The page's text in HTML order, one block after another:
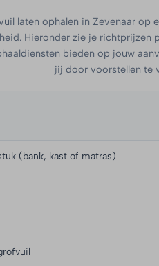
laten ophalen in Zevenaar
Hieronder zie je richtprijzen
bieden op jouw
jij door voorstellen te
(bank, kast of matras)